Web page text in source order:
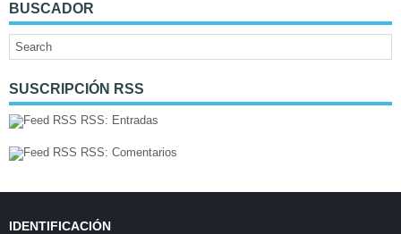
BUSCADOR
SUSCRIPCIÓN RSS
RSS: Entradas
RSS: Comentarios
IDENTIFICACIÓN